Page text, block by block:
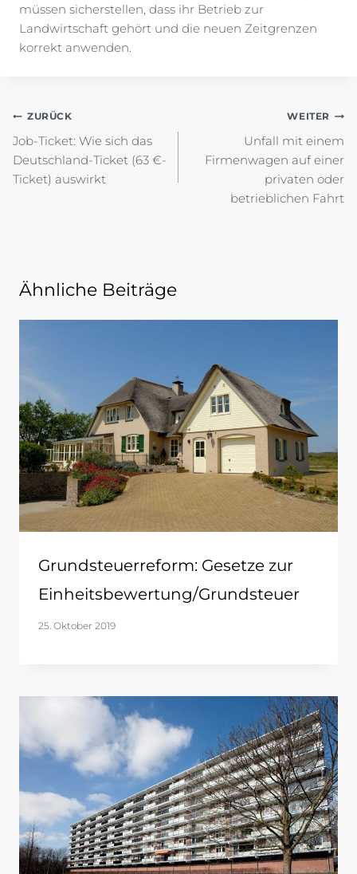
müssen sicherstellen, dass ihr Betrieb zur
Landwirtschaft gehört und die neuen Zeitgrenzen
korrekt anwenden.
Beitragsnavigation
ZURÜCK
Job-Ticket: Wie sich das
Deutschland-Ticket (63 €-
Ticket) auswirkt
WEITER
Unfall mit einem
Firmenwagen auf einer
privaten oder
betrieblichen Fahrt
Ähnliche Beiträge
Grundsteuerreform: Gesetze zur
Einheitsbewertung/Grundsteuer
25. Oktober 2019